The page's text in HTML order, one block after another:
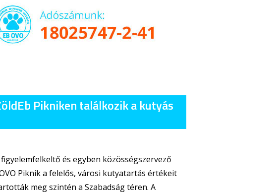
Pikniken találkozik a kutyás
és egyben közösségszervező
Piknik a felelős, városi kutyatartás értékeit
meg szintén a Szabadság téren. A